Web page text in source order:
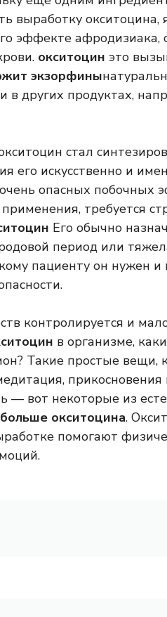
выработку окситоцина,
эффекте афродизиака,
окситоцин это
экзорфины
в других продуктах,
стал
его искусственно и
опасных побочных
требуется
Его обычно
период или
пациенту он нужен и
контролируется и
в организме,
Такие простые вещи,
— вот некоторые из
окситоцина.
помогают